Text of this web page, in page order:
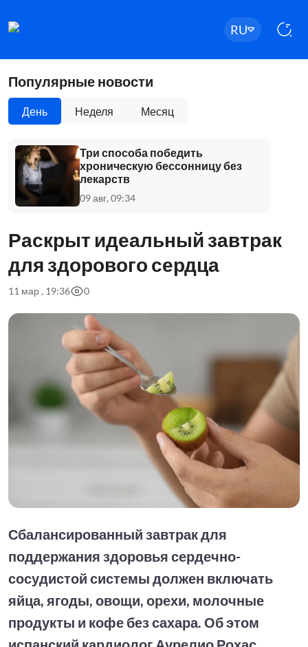
RU
Популярные новости
День Неделя Месяц
Три способа победить
хроническую бессонницу без
лекарств
09 авг, 09:34
Раскрыт идеальный завтрак
для здорового сердца
11 мар , 19:36 0
Сбалансированный завтрак для
поддержания здоровья сердечно-
сосудистой системы должен включать
яйца, ягоды, овощи, орехи, молочные
продукты и кофе без сахара. Об этом